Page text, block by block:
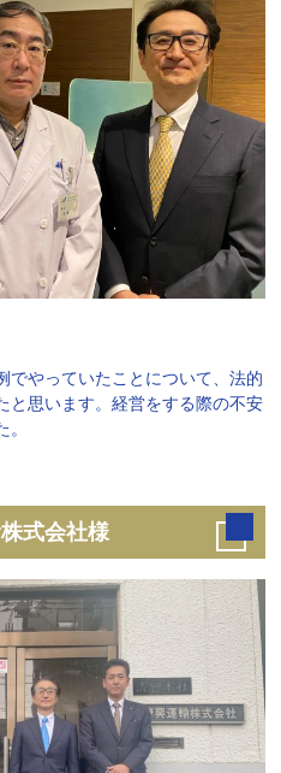
でやっていたことについて、法的
と思います。経営をする際の不安
式会社様